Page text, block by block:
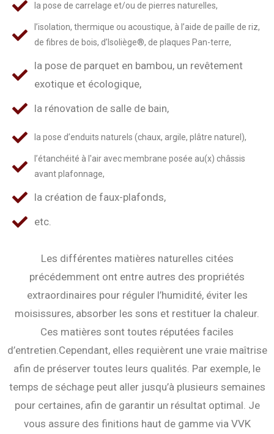
la pose de carrelage et/ou de pierres naturelles,
l’isolation, thermique ou acoustique, à l’aide de paille de riz,
de fibres de bois, d’Isoliège®, de plaques Pan-terre,
la pose de parquet en bambou, un revêtement
exotique et écologique,
la rénovation de salle de bain,
la pose d’enduits naturels (chaux, argile, plâtre naturel),
l’étanchéité à l'air avec membrane posée au(x) châssis
avant plafonnage,
la création de faux-plafonds,
etc.
Les différentes matières naturelles citées
précédemment ont entre autres des propriétés
extraordinaires pour réguler l’humidité, éviter les
moisissures, absorber les sons et restituer la chaleur.
Ces matières sont toutes réputées faciles
d’entretien.Cependant, elles requièrent une vraie maîtrise
afin de préserver toutes leurs qualités. Par exemple, le
temps de séchage peut aller jusqu’à plusieurs semaines
pour certaines, afin de garantir un résultat optimal. Je
vous assure des finitions haut de gamme via VVK